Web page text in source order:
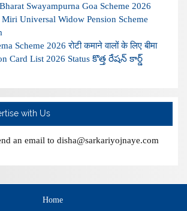
Swayampurna Goa Scheme 2026
Universal Widow Pension Scheme
Scheme 2026 रोटी कमाने वालों के लिए बीमा
Card List 2026 Status కొత్త రేషన్ కార్డ్
with Us
an email to disha@sarkariyojnaye.com
Home